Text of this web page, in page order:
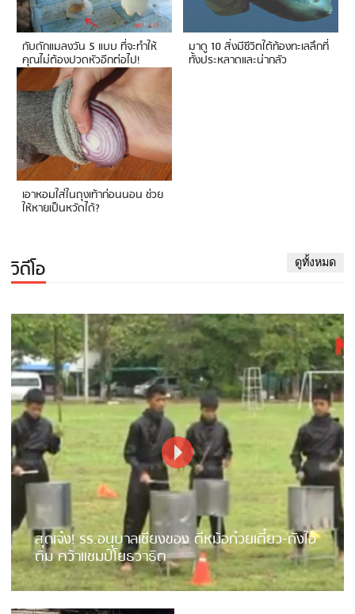
กับดักแมลงวัน 5 แบบ ที่จะทำให้
คุณไม่ต้องปวดหัวอีกต่อไป!
มาดู 10 สิ่งมีชีวิตใต้ท้องทะเลลึกที่
ทั้งประหลาดและน่ากลัว
เอาหอมใส่ในถุงเท้าก่อนนอน ช่วย
ให้หายเป็นหวัดได้?
วิดีโอ ดูทั้งหมด
สุดเจ๋ง! รร.อนุบาลเชียงของ ตีหม้อก๋วยเตี๋ยว-ถังไอ
ติม คว้าแชมป์โยธวาธิต